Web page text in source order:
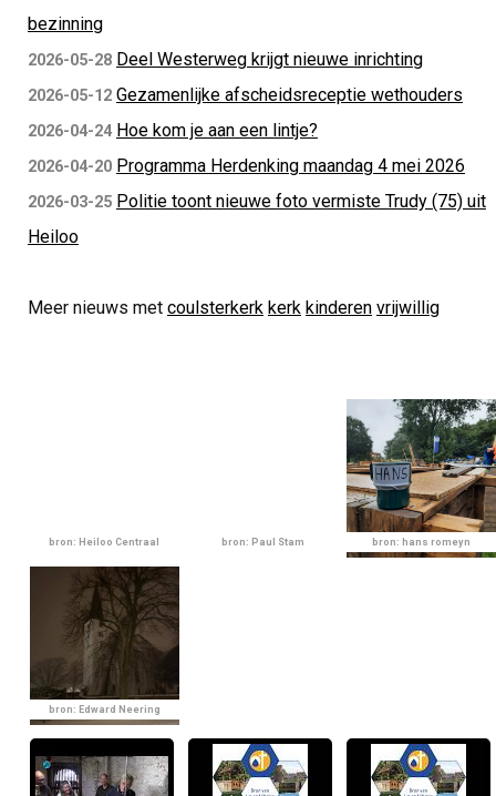
bezinning
2026-05-28 Deel Westerweg krijgt nieuwe inrichting
2026-05-12 Gezamenlijke afscheidsreceptie wethouders
2026-04-24 Hoe kom je aan een lintje?
2026-04-20 Programma Herdenking maandag 4 mei 2026
2026-03-25 Politie toont nieuwe foto vermiste Trudy (75) uit
Heiloo
Meer nieuws met coulsterkerk kerk kinderen vrijwillig
bron: Heiloo Centraal bron: Paul Stam bron: hans romeyn
bron: Edward Neering